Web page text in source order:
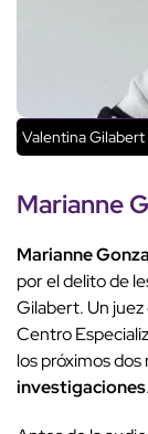
Valentina Gilabert
Marianne
Marianne
por el delito de
Gilabert. Un
Centro
los próximos
investigaciones.